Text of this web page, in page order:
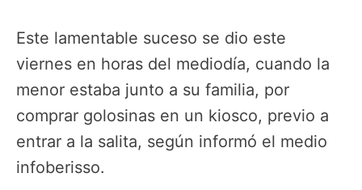
Este lamentable suceso se dio este
viernes en horas del mediodía, cuando la
menor estaba junto a su familia, por
comprar golosinas en un kiosco, previo a
entrar a la salita, según informó el medio
infoberisso.